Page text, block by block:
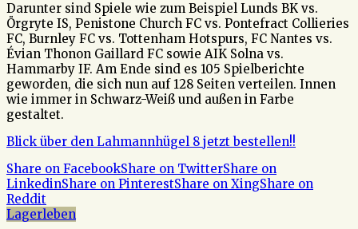
Darunter sind Spiele wie zum Beispiel Lunds BK vs.
Örgryte IS, Penistone Church FC vs. Pontefract Collieries
FC, Burnley FC vs. Tottenham Hotspurs, FC Nantes vs.
Évian Thonon Gaillard FC sowie AIK Solna vs.
Hammarby IF. Am Ende sind es 105 Spielberichte
geworden, die sich nun auf 128 Seiten verteilen. Innen
wie immer in Schwarz-Weiß und außen in Farbe
gestaltet.
Blick über den Lahmannhügel 8 jetzt bestellen!!
Share on FacebookShare on TwitterShare on
LinkedinShare on PinterestShare on XingShare on
Reddit
Lagerleben